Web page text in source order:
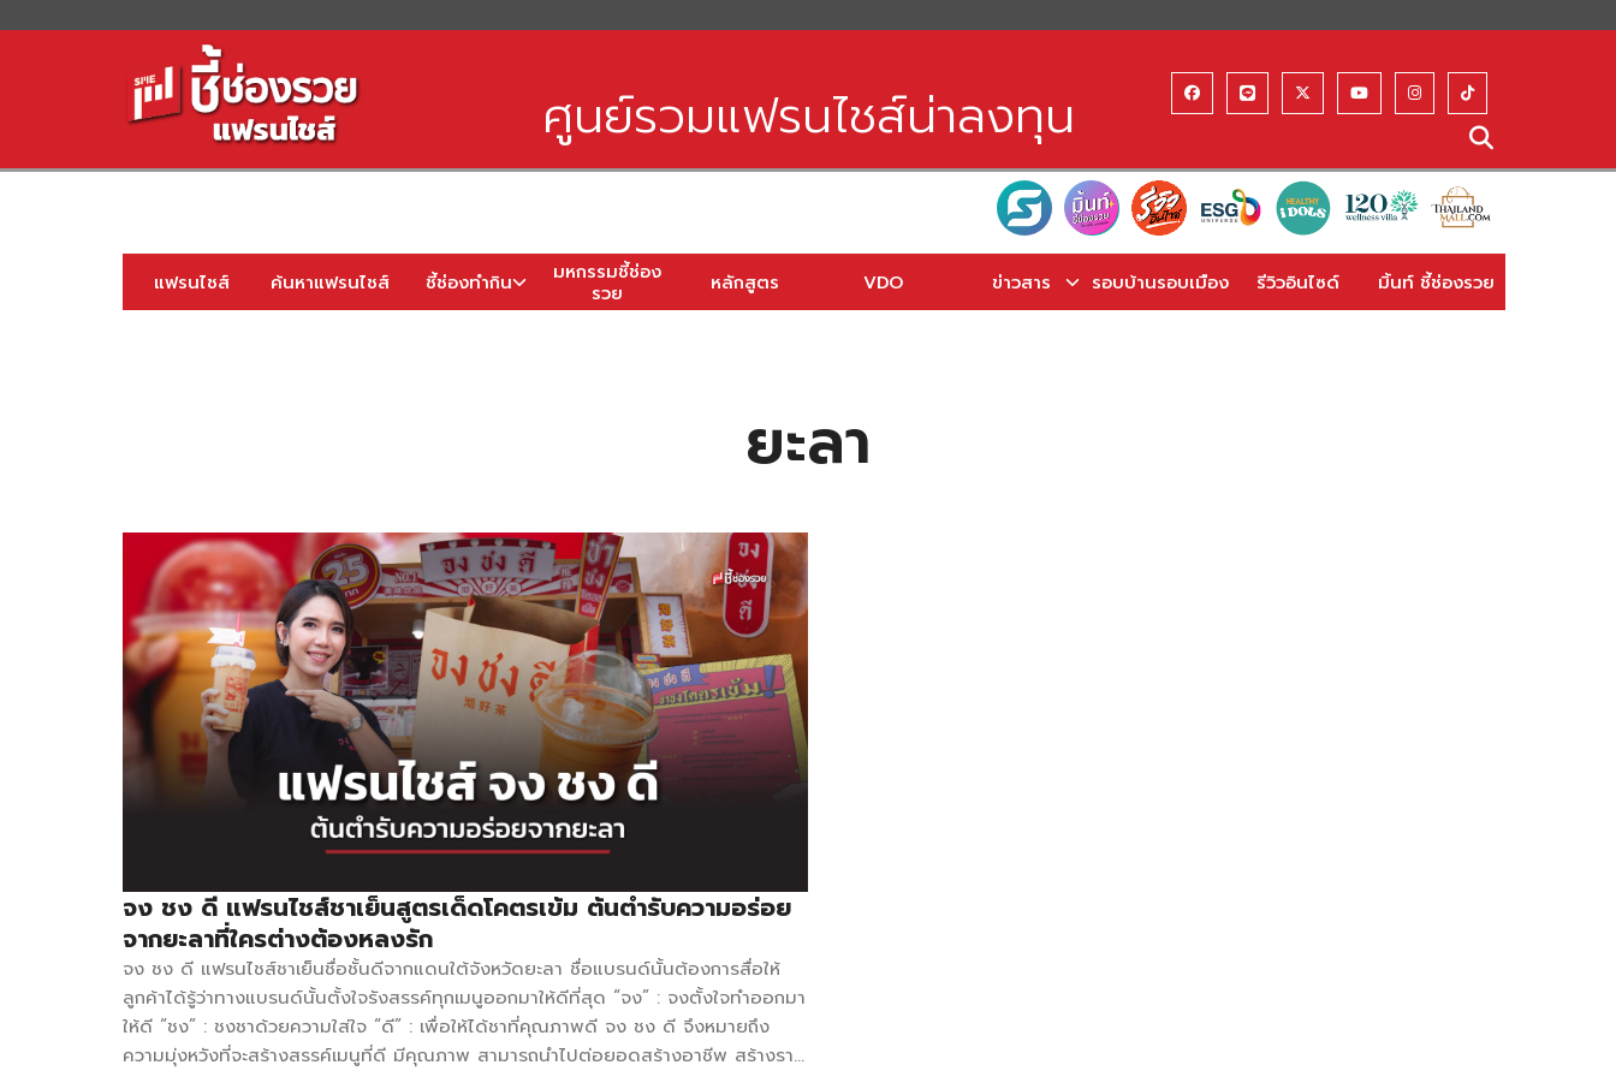
ศูนย์รวมแฟรนไชส์น่าลงทุน
แฟรนไชส์ ค้นหาแฟรนไชส์ ชี้ช่องทำกิน
มหกรรมชี้ช่อง
รวย
หลักสูตร VDO ข่าวสาร รอบบ้านรอบเมือง รีวิวอินไซด์ มิ้นท์ ชี้ช่องรวย
ยะลา
จง ชง ดี แฟรนไชส์ชาเย็นสูตรเด็ดโคตรเข้ม ต้นตำรับความอร่อย
จากยะลาที่ใครต่างต้องหลงรัก
จง ชง ดี แฟรนไชส์ชาเย็นชื่อชั้นดีจากแดนใต้จังหวัดยะลา ชื่อแบรนด์นั้นต้องการสื่อให้
ลูกค้าได้รู้ว่าทางแบรนด์นั้นตั้งใจรังสรรค์ทุกเมนูออกมาให้ดีที่สุด “จง” : จงตั้งใจทำออกมา
ให้ดี “ชง” : ชงชาด้วยความใส่ใจ “ดี” : เพื่อให้ได้ชาที่คุณภาพดี จง ชง ดี จึงหมายถึง
ความมุ่งหวังที่จะสร้างสรรค์เมนูที่ดี มีคุณภาพ สามารถนำไปต่อยอดสร้างอาชีพ สร้างราย